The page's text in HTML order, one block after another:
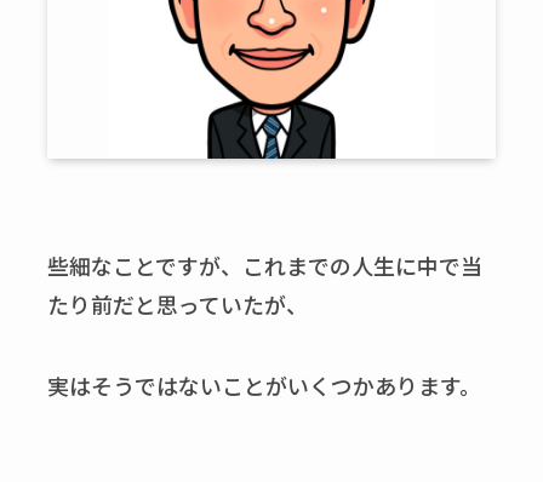
些細なことですが、これまでの人生に中で当
たり前だと思っていたが、
実はそうではないことがいくつかあります。